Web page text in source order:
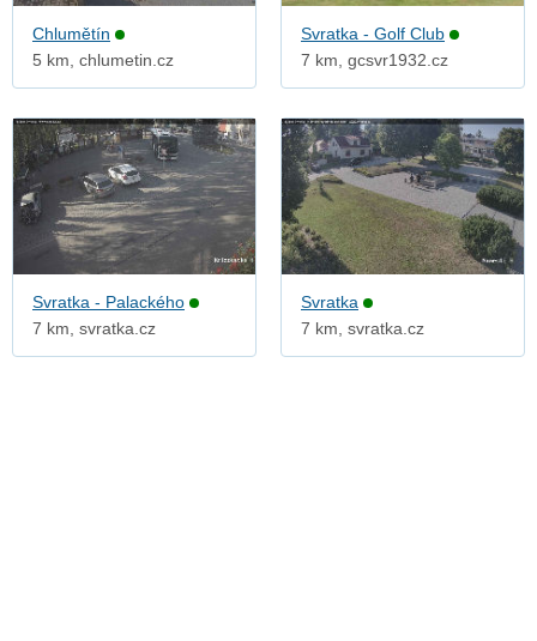
Chlumětín
5 km, chlumetin.cz
Svratka - Golf Club
7 km, gcsvr1932.cz
Svratka - Palackého
7 km, svratka.cz
Svratka
7 km, svratka.cz